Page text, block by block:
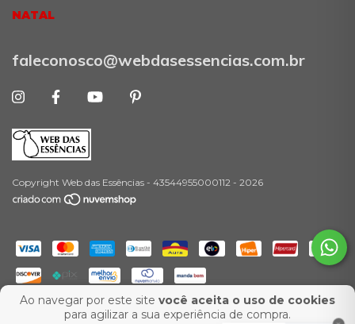
Ao navegar por este site você aceita o uso de cookies
para agilizar a sua experiência de compra.
NATAL
faleconosco@webdasessencias.com.br
Copyright Web das Essências - 43544955000112 - 2026
Desenvolvimento: Agência Ux Web -Marketing para E-Commerce